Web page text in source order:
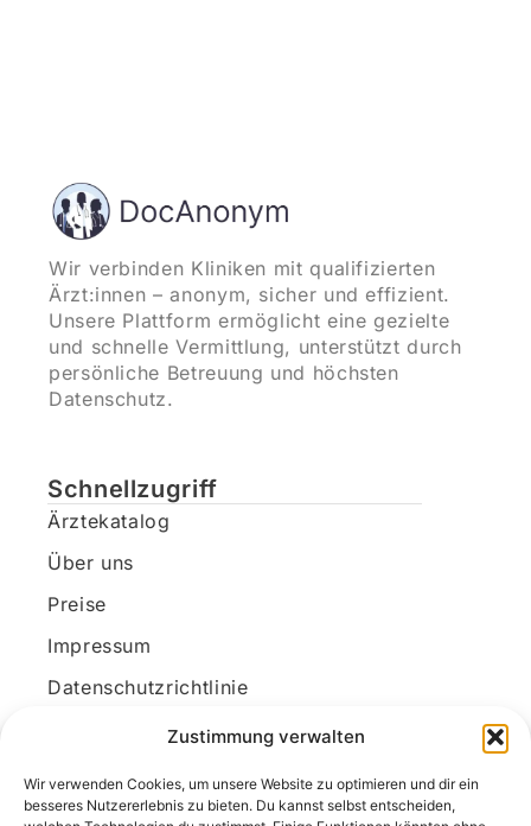
Zustimmung verwalten
Wir verwenden Cookies, um unsere Website zu optimieren und dir ein
besseres Nutzererlebnis zu bieten. Du kannst selbst entscheiden,
Wir verbinden Kliniken mit qualifizierten
Ärzt:innen – anonym, sicher und effizient.
Unsere Plattform ermöglicht eine gezielte
und schnelle Vermittlung, unterstützt durch
persönliche Betreuung und höchsten
Datenschutz.
Schnellzugriff
Ärztekatalog
Über uns
Preise
Impressum
Datenschutzrichtlinie
Kundenkonto
Unsere Kontaktdaten